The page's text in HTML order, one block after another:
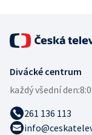
Divácké centrum
každý všední den:
261 136 113